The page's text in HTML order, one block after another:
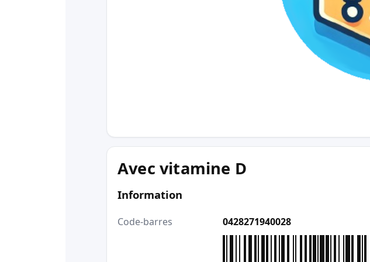
Avec vitamine D
Information
Code-barres 0428271940028